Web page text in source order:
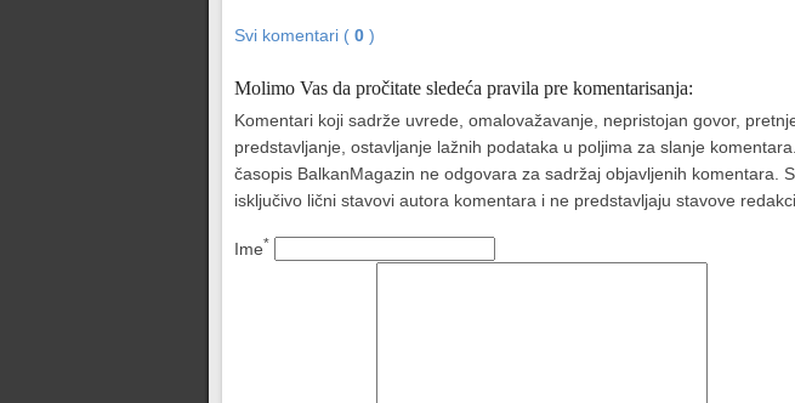
Svi komentari ( 0 )
Molimo Vas da pročitate sledeća pravila pre komentarisanja:
Komentari koji sadrže uvrede, omalovažavanje, nepristojan govor,
predstavljanje, ostavljanje lažnih podataka u poljima za slanje
časopis BalkanMagazin ne odgovara za sadržaj objavljenih komentara.
isključivo lični stavovi autora komentara i ne predstavljaju stavove
Ime*